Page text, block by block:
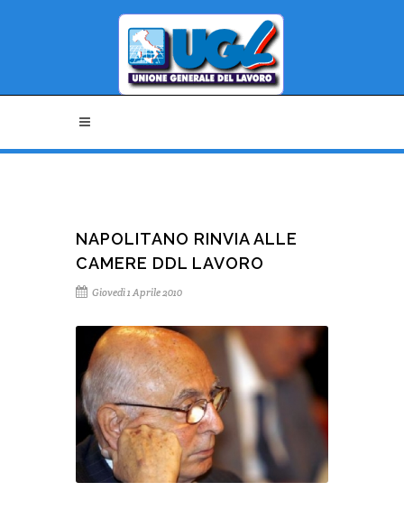
NAPOLITANO RINVIA ALLE
CAMERE DDL LAVORO
Giovedì 1 Aprile 2010